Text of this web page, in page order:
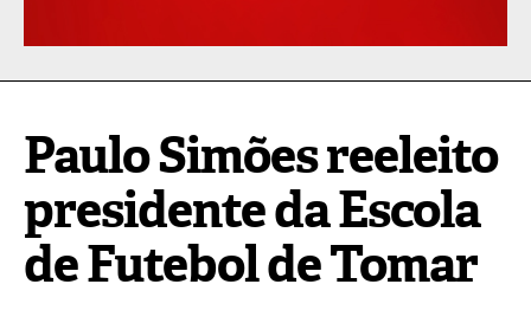
Paulo Simões reeleito
presidente da Escola
de Futebol de Tomar